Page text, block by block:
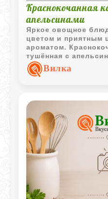
Краснокочанная
апельсинами
Яркое овощное
цветом и приятным
ароматом.
тушённая с
цедрой, хорошо
самостоятельная
Вилка